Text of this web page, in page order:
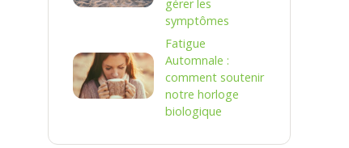
gérer les
symptômes
Fatigue
Automnale :
comment soutenir
notre horloge
biologique